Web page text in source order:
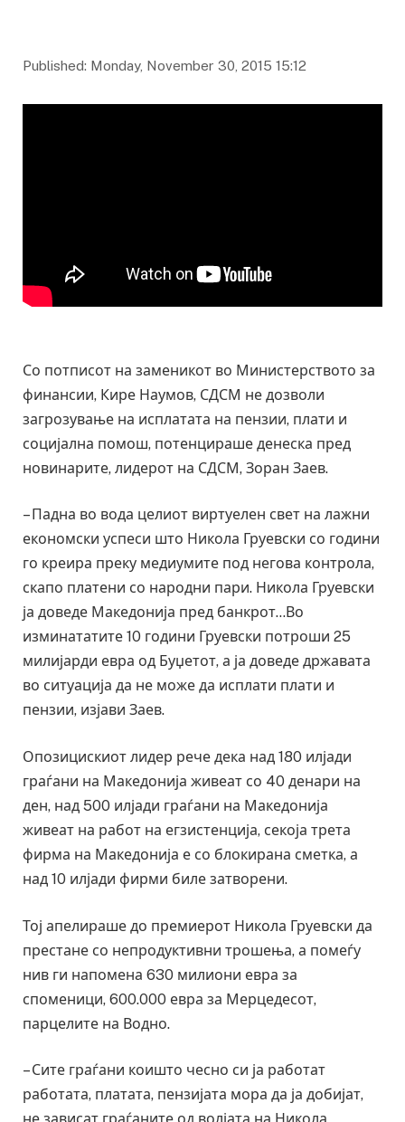
Published: Monday, November 30, 2015 15:12
Со потписот на заменикот во Министерството за
финансии, Кире Наумов, СДСМ не дозволи
загрозување на исплатата на пензии, плати и
социјална помош, потенцираше денеска пред
новинарите, лидерот на СДСМ, Зоран Заев.
– Падна во вода целиот виртуелен свет на лажни
економски успеси што Никола Груевски со години
го креира преку медиумите под негова контрола,
скапо платени со народни пари. Никола Груевски
ја доведе Македонија пред банкрот…Во
изминататите 10 години Груевски потроши 25
милијарди евра од Буџетот, а ја доведе државата
во ситуација да не може да исплати плати и
пензии, изјави Заев.
Опозицискиот лидер рече дека над 180 илјади
граѓани на Македонија живеат со 40 денари на
ден, над 500 илјади граѓани на Македонија
живеат на работ на егзистенција, секоја трета
фирма на Македонија е со блокирана сметка, а
над 10 илјади фирми биле затворени.
Тој апелираше до премиерот Никола Груевски да
престане со непродуктивни трошења, а помеѓу
нив ги напомена 630 милиони евра за
споменици, 600.000 евра за Мерцедесот,
парцелите на Водно.
– Сите граѓани коишто чесно си ја работат
работата, платата, пензијата мора да ја добијат,